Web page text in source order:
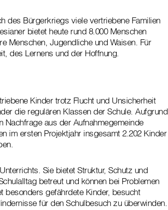
des Bürgerkriegs viele vertriebene Familien
bietet heute rund 8.000 Menschen
Menschen, Jugendliche und Waisen. Für
des Lernens und der Hoffnung.
Kinder trotz Flucht und Unsicherheit
die regulären Klassen der Schule. Aufgrund
Nachfrage aus der Aufnahmegemeinde
im ersten Projektjahr insgesamt 2.202 Kinder
Sie bietet Struktur, Schutz und
betreut und können bei Problemen
besonders gefährdete Kinder, besucht
für den Schulbesuch zu überwinden.